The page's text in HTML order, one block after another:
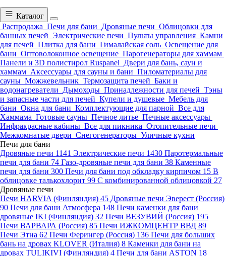
Каталог
Распродажа Печи для бани Дровяные печи Облицовки для
банных печей Электрические печи Пульты управления Камни
для печей Плитка для бани Гималайская соль Освещение для
бани Оптоволоконное освещение Парогенераторы для хаммам
Панели и 3D полистирол Ruspanel Двери для бань, саун и
хаммам Аксессуары для сауны и бани Пиломатериалы для
сауны Можжевельник Термозащита печей Баки и
водонагреватели Дымоходы Принадлежности для печей Тэны
и запасные части для печей Купели и душевые Мебель для
бани Окна для бани Комплектующие для парной Все для
Хаммама Готовые сауны Печное литье Печные аксессуары
Инфракрасные кабины Все для пикника Отопительные печи
Межкомнатые двери Снегогенераторы Уличные кухни
Печи для бани
Дровяные печи 1141 Электрические печи 1430 Паротермальные
печи для бани 74 Газо-дровяные печи для бани 38 Каменные
печи для бани 300 Печи для бани под обкладку кирпичом 15 В
облицовке талькохлорит 99 С комбинированной облицовкой 27
Дровяные печи
Печи HARVIA (Финляндия) 45 Дровяные печи Эверест (Россия)
90 Печи для бани Атмосфера 148 Печи каменки для бани
дровяные IKI (Финляндия) 32 Печи ВЕЗУВИЙ (Россия) 195
Печи ВАРВАРА (Россия) 85 Печи ИЖКОМЦЕНТР ВВД 89
Печи Этна 62 Печи Ферингер (Россия) 136 Печи для больших
бань на дровах KLOVER (Италия) 8 Каменки для бани на
дровах TULIKIVI (Финляндия) 4 Печи для бани ASTON 18